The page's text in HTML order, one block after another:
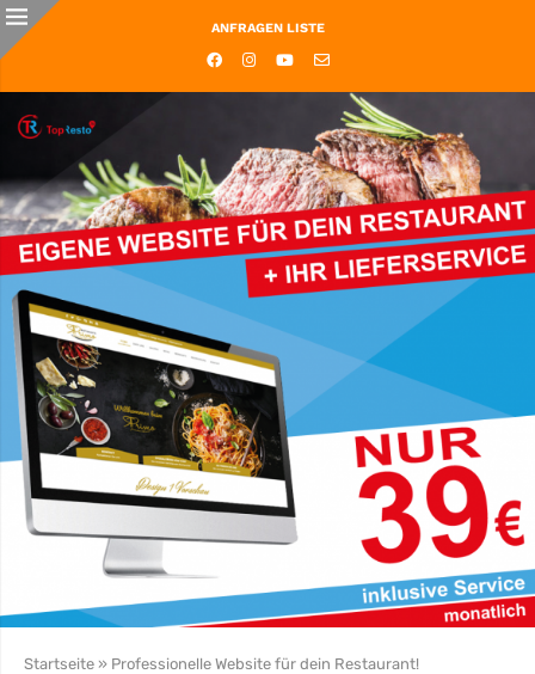
ANFRAGEN LISTE
Startseite » Professionelle Website für dein Restaurant!